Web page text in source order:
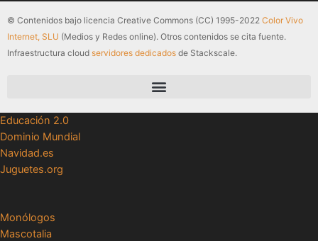
© Contenidos bajo licencia Creative Commons (CC) 1995-2022 Color Vivo
Internet, SLU (Medios y Redes online). Otros contenidos se cita fuente.
Infraestructura cloud servidores dedicados de Stackscale.
Educación 2.0
Dominio Mundial
Navidad.es
Juguetes.org
Monólogos
Mascotalia